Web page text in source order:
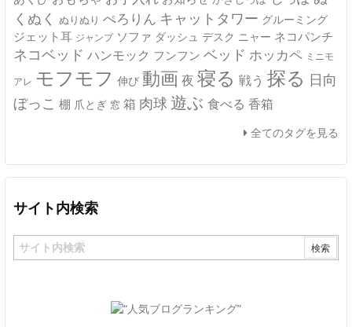
くぬく ぬりぬり ぺろりん キャットタワー グルーミング
ジェット耳 ジャンプ ソファ ダッシュ デスク ニャー ネコパンチ
ネコベッド ハンモック フンフン ベッド ホッカペ ミニモ
アレ モフモフ 伸び 動画 夜 寝る 戦う 探る 日向
ぼっこ 棚 爪とぎ 窓 箱 肉球 遊ぶ 食べる 香箱
全てのタグを見る
サイト内検索